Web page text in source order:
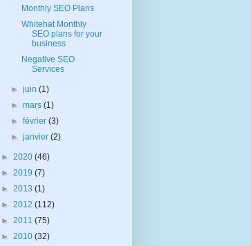
Monthly SEO Plans
Whitehat Monthly
SEO plans for your
business
Negative SEO
Services
►juin(1)
►mars(1)
►février(3)
►janvier(2)
► 2020 (46)
► 2019 (7)
► 2013 (1)
► 2012 (112)
► 2011 (75)
► 2010 (32)